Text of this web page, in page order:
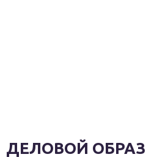
ДЕЛОВОЙ ОБРАЗ